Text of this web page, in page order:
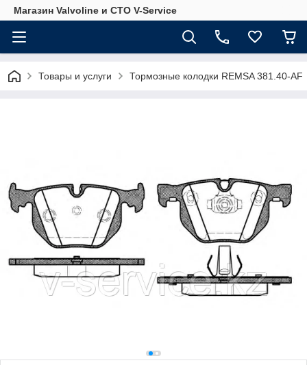
Магазин Valvoline и СТО V-Service
Товары и услуги Тормозные колодки REMSA 381.40-AF